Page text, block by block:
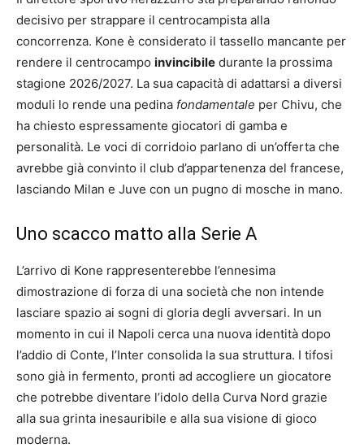
decisivo per strappare il centrocampista alla
concorrenza. Kone è considerato il tassello mancante per
rendere il centrocampo invincibile durante la prossima
stagione 2026/2027. La sua capacità di adattarsi a diversi
moduli lo rende una pedina fondamentale per Chivu, che
ha chiesto espressamente giocatori di gamba e
personalità. Le voci di corridoio parlano di un’offerta che
avrebbe già convinto il club d’appartenenza del francese,
lasciando Milan e Juve con un pugno di mosche in mano.
Uno scacco matto alla Serie A
L’arrivo di Kone rappresenterebbe l’ennesima
dimostrazione di forza di una società che non intende
lasciare spazio ai sogni di gloria degli avversari. In un
momento in cui il Napoli cerca una nuova identità dopo
l’addio di Conte, l’Inter consolida la sua struttura. I tifosi
sono già in fermento, pronti ad accogliere un giocatore
che potrebbe diventare l’idolo della Curva Nord grazie
alla sua grinta inesauribile e alla sua visione di gioco
moderna.